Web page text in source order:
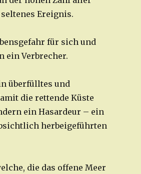
Ereignis.
für sich und
ein Verbrecher.
überfülltes und
die rettende Küste
ein Hasardeur – ein
herbeigeführten
die das offene Meer